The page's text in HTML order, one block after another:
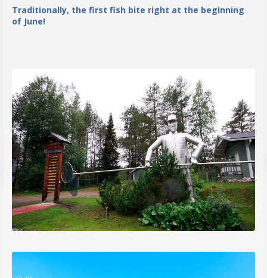
Traditionally, the first fish bite right at the beginning
of June!